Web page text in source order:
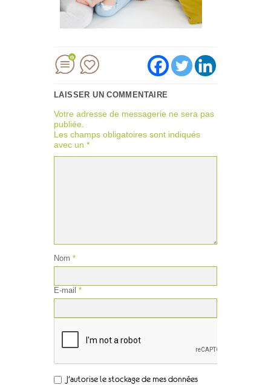
0
LAISSER UN COMMENTAIRE
Votre adresse de messagerie ne sera pas
publiée.
Les champs obligatoires sont indiqués
avec un *
Nom *
E-mail *
J'autorise le stockage de mes données